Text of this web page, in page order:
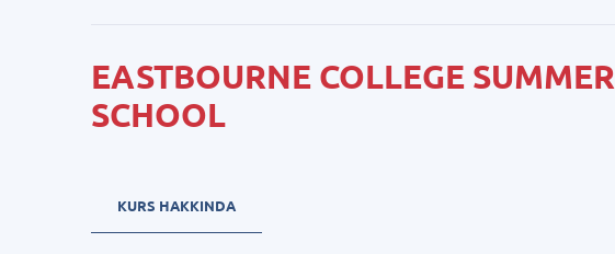
EASTBOURNE COLLEGE SUMMER
SCHOOL
KURS HAKKINDA